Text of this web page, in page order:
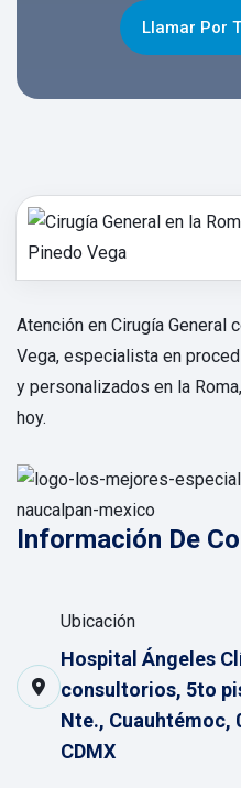
Llamar Por
Atención en Cirugía General
Vega, especialista en
y personalizados en la
hoy.
Información De
Ubicación
Hospital Ángeles
consultorios, 5to
Nte., Cuauhtémoc,
CDMX